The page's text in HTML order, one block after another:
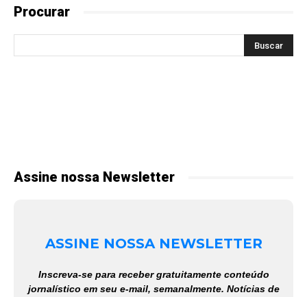
Procurar
Assine nossa Newsletter
ASSINE NOSSA NEWSLETTER
Inscreva-se para receber gratuitamente conteúdo
jornalístico em seu e-mail, semanalmente. Notícias de